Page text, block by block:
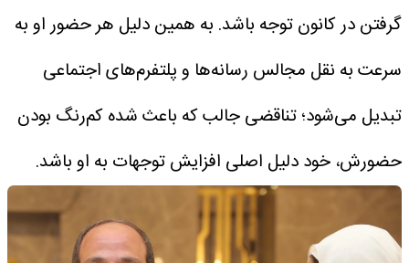
گرفتن در کانون توجه باشد. به همین دلیل هر حضور او به
سرعت به نقل مجالس رسانه‌ها و پلتفرم‌های اجتماعی
تبدیل می‌شود؛ تناقضی جالب که باعث شده کم‌رنگ بودن
حضورش، خود دلیل اصلی افزایش توجهات به او باشد.